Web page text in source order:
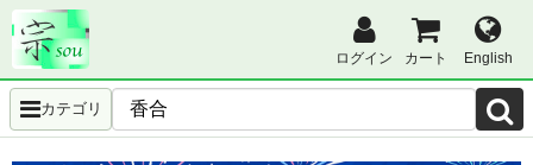
ログイン カート English
カテゴリ